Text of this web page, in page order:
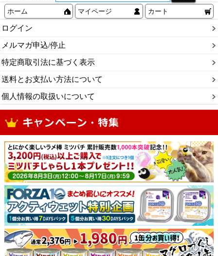
ホーム マイページ カート
ログイン
メルマガ申込/停止
特定商取引法に基づく表示
送料とお支払い方法について
個人情報の取扱いについて